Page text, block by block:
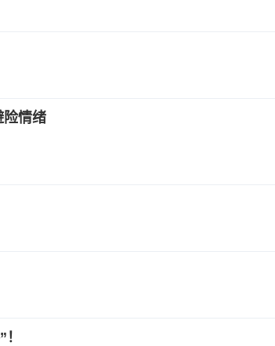
险情绪